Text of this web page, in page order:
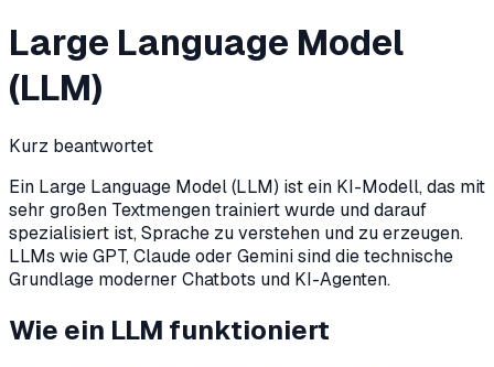
Large Language Model
(LLM)
Kurz beantwortet
Ein Large Language Model (LLM) ist ein KI-Modell, das mit
sehr großen Textmengen trainiert wurde und darauf
spezialisiert ist, Sprache zu verstehen und zu erzeugen.
LLMs wie GPT, Claude oder Gemini sind die technische
Grundlage moderner Chatbots und KI-Agenten.
Wie ein LLM funktioniert